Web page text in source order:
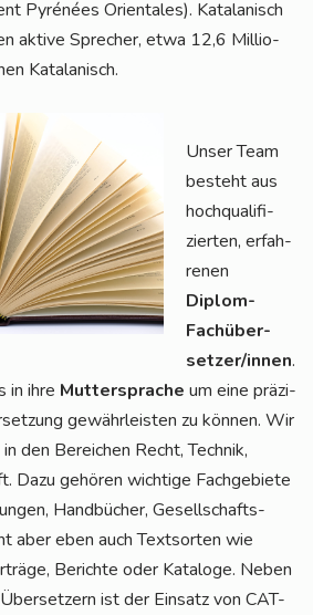
Pyré­nées Ori­en­ta­les). Kata­la­nisch
akti­ve Spre­cher, etwa 12,6 Mil­lio­
Katalanisch.
Unser Team
besteht aus
hoch­qua­li­fi­
zier­ten, erfah­
re­nen
Diplom-
Fach­über­
set­zer/in­nen.
in ihre Mut­ter­spra­che um eine prä­zi­
gewähr­leis­ten zu kön­nen. Wir
den Berei­chen Recht, Tech­nik,
Dazu gehö­ren wich­ti­ge Fach­ge­bie­te
Hand­bü­cher, Gesell­schafts­
aber eben auch Text­sor­ten wie
Berich­te oder Kata­lo­ge. Neben
ist der Ein­satz von CAT-